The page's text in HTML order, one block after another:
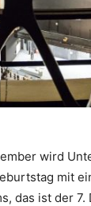
wird
mit
das ist der